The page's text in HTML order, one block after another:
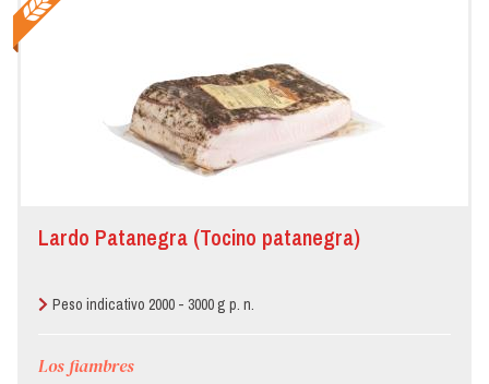
Lardo Patanegra (Tocino patanegra)
Peso indicativo 2000 - 3000 g p. n.
Los fiambres